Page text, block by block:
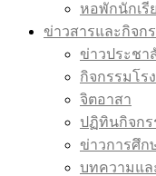
หอพักนักเรี
ข่าวสารและกิจก
ข่าวประชา
กิจกรรมโร
จิตอาสา
ปฏิทินกิจกร
ข่าวการศึก
บทความแล